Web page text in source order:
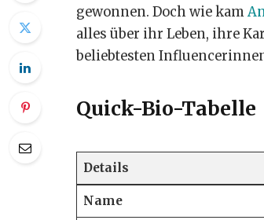
gewonnen. Doch wie kam
alles über ihr Leben, ihre
beliebtesten
Quick-Bio-Tabelle
Details
Name